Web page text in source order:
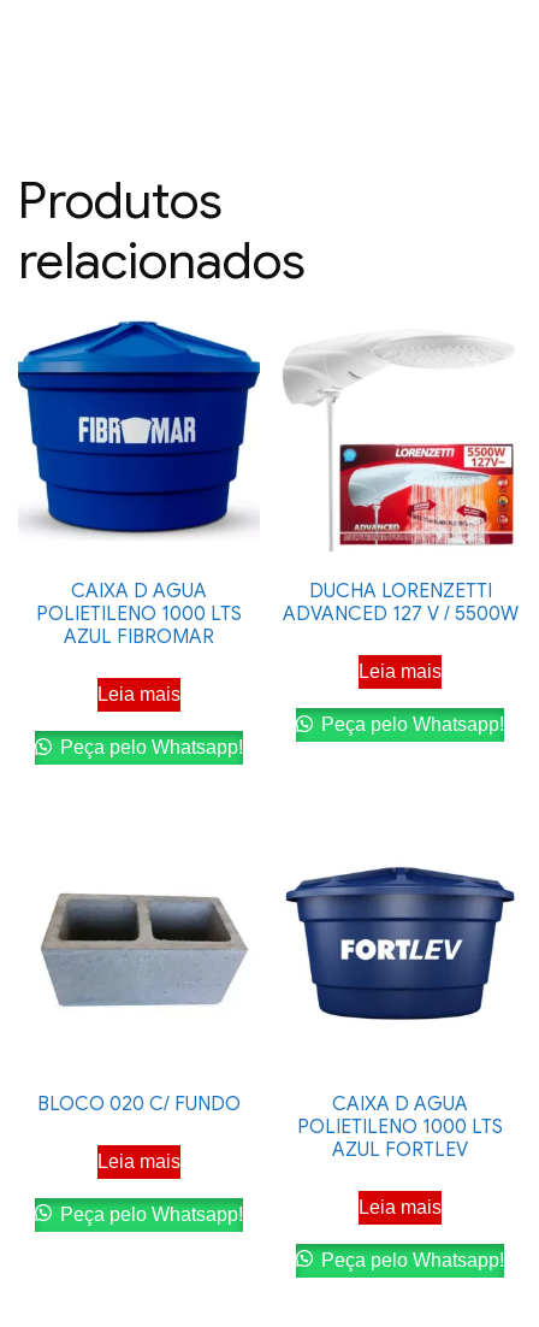
Produtos
relacionados
CAIXA D AGUA
POLIETILENO 1000 LTS
AZUL FIBROMAR
Leia mais
Peça pelo Whatsapp!
DUCHA LORENZETTI
ADVANCED 127 V / 5500W
Leia mais
Peça pelo Whatsapp!
BLOCO 020 C/ FUNDO
Leia mais
Peça pelo Whatsapp!
CAIXA D AGUA
POLIETILENO 1000 LTS
AZUL FORTLEV
Leia mais
Peça pelo Whatsapp!